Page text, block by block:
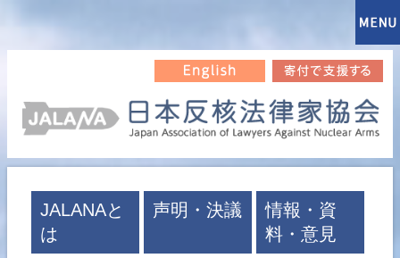
JALANAと
は
声明・決議
情報・資
料・意見